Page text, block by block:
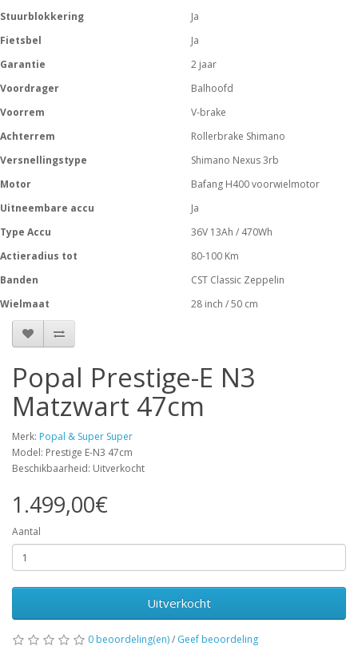
Stuurblokkering
Ja
Fietsbel
Ja
Garantie
2 jaar
Voordrager
Balhoofd
Voorrem
V-brake
Achterrem
Rollerbrake Shimano
Versnellingstype
Shimano Nexus 3rb
Motor
Bafang H400 voorwielmotor
Uitneembare accu
Ja
Type Accu
36V 13Ah / 470Wh
Actieradius tot
80-100 Km
Banden
CST Classic Zeppelin
Wielmaat
28 inch / 50 cm
Popal Prestige-E N3
Matzwart 47cm
Merk: Popal & Super Super
Model: Prestige E-N3 47cm
Beschikbaarheid: Uitverkocht
1.499,00€
Aantal
Uitverkocht
0 beoordeling(en)/ Geef beoordeling